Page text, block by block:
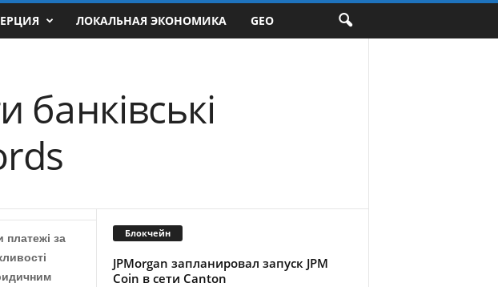
ЛОКАЛЬНАЯ ЭКОНОМИКА GEO
платежі за
Блокчейн
JPMorgan запланировал запуск JPM
Coin в сети Canton